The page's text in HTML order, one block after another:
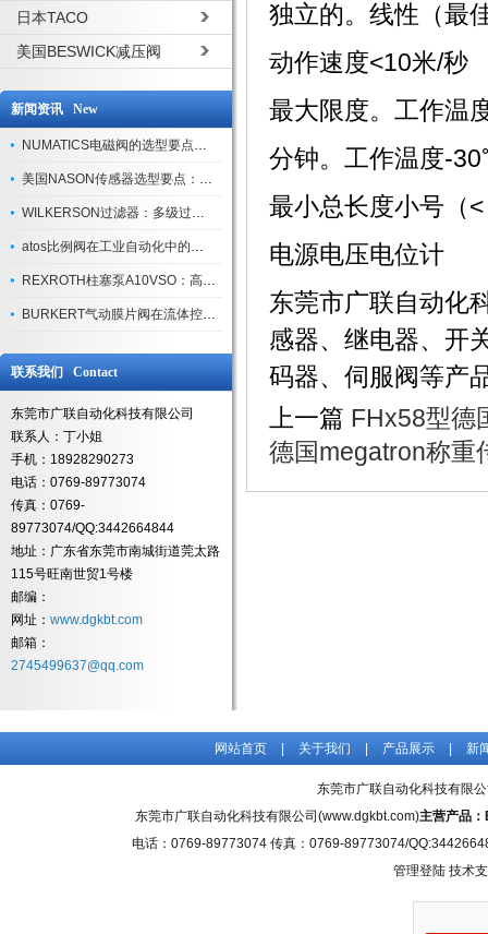
日本TACO
美国BESWICK减压阀
新闻资讯 New
NUMATICS电磁阀的选型要点与使用注意事项
美国NASON传感器选型要点：精度、量程与接口适配指南
WILKERSON过滤器：多级过滤技术，适配多行业净化需求
atos比例阀在工业自动化中的关键应用
REXROTH柱塞泵A10VSO：高效液压系统的核心组件
BURKERT气动膜片阀在流体控制中的应用
联系我们 Contact
东莞市广联自动化科技有限公司
联系人：丁小姐
手机：18928290273
电话：0769-89773074
传真：0769-
89773074/QQ:3442664844
地址：广东省东莞市南城街道莞太路
115号旺南世贸1号楼
邮编：
网址： www.dgkbt.com
邮箱：
2745499637@qq.com
独立的。线性（最
动作速度<10米/秒
最大限度。工作温
分钟。工作温度-
最小总长度小号（
电源电压电位计
东莞市广联自动化
感器、继电器、开
码器、伺服阀等产
上一篇 FHx58型德
德国megatron称重
网站首页 关于我们 产品展示 新
东莞市广联自动化科技有限
东莞市广联自动化科技有限公司(www.dgkbt.com)主营产品：
电话：0769-89773074 传真：0769-89773074/
管理登陆技术